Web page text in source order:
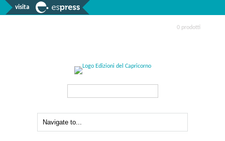
visita
0 prodotti